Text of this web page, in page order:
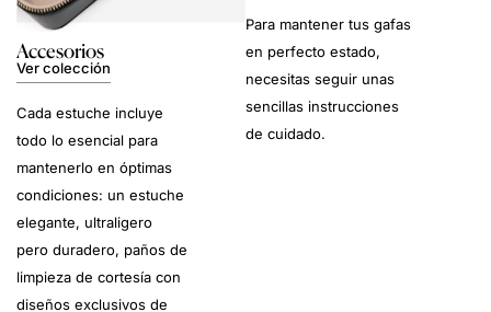
Accesorios
Ver colección
Cada estuche incluye
todo lo esencial para
mantenerlo en óptimas
condiciones: un estuche
elegante, ultraligero
pero duradero, paños de
limpieza de cortesía con
diseños exclusivos de
Para mantener tus gafas
en perfecto estado,
necesitas seguir unas
sencillas instrucciones
de cuidado.